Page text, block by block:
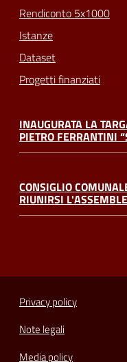
Rendiconto 5x1000
Istanze
Dataset
Progetti finanziati
INAUGURATA LA
PIETRO FERRANTINI
CONSIGLIO
RIUNIRSI
Privacy policy
Note legali
Media policy